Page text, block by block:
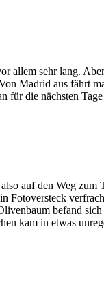
allem sehr lang.
Madrid aus fährt
für die nächsten
auf den Weg
Fotoversteck
befand
kam in etwas